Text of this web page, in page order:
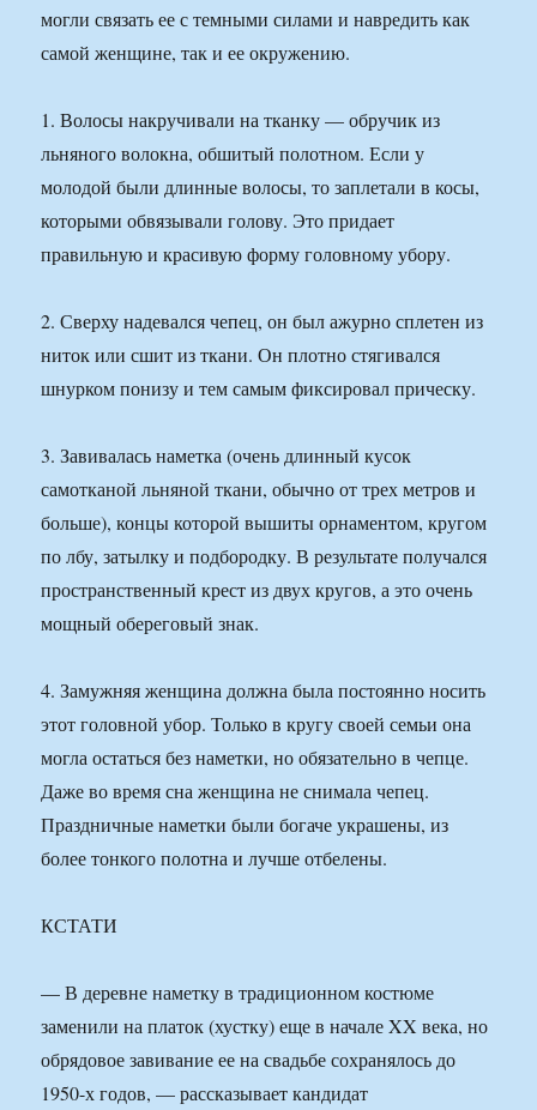
могли связать ее с темными силами и навредить как
самой женщине, так и ее окружению.
1. Волосы накручивали на тканку — обручик из
льняного волокна, обшитый полотном. Если у
молодой были длинные волосы, то заплетали в косы,
которыми обвязывали голову. Это придает
правильную и красивую форму головному убору.
2. Сверху надевался чепец, он был ажурно сплетен из
ниток или сшит из ткани. Он плотно стягивался
шнурком понизу и тем самым фиксировал прическу.
3. Завивалась наметка (очень длинный кусок
самотканой льняной ткани, обычно от трех метров и
больше), концы которой вышиты орнаментом, кругом
по лбу, затылку и подбородку. В результате получался
пространственный крест из двух кругов, а это очень
мощный обереговый знак.
4. Замужняя женщина должна была постоянно носить
этот головной убор. Только в кругу своей семьи она
могла остаться без наметки, но обязательно в чепце.
Даже во время сна женщина не снимала чепец.
Праздничные наметки были богаче украшены, из
более тонкого полотна и лучше отбелены.
КСТАТИ
— В деревне наметку в традиционном костюме
заменили на платок (хустку) еще в начале XX века, но
обрядовое завивание ее на свадьбе сохранялось до
1950-х годов, — рассказывает кандидат